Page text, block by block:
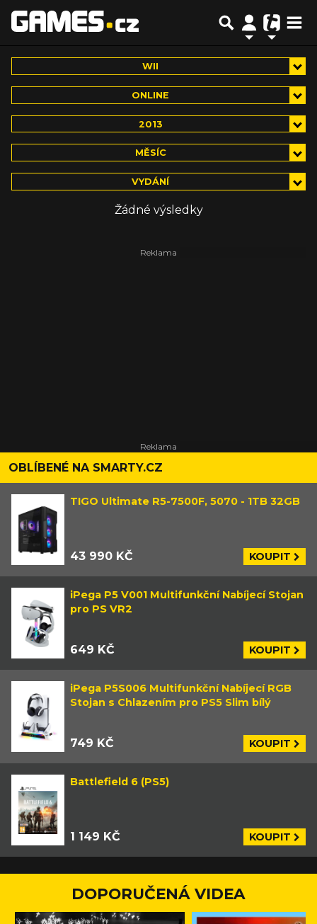
WII
ONLINE
2013
MĚSÍC
VYDÁNÍ
Žádné výsledky
OBLÍBENÉ NA SMARTY.CZ
TIGO Ultimate R5-7500F, 5070 - 1TB 32GB
43 990 KČ KOUPIT
iPega P5 V001 Multifunkční Nabíjecí Stojan
pro PS VR2
649 KČ KOUPIT
iPega P5S006 Multifunkční Nabíjecí RGB
Stojan s Chlazením pro PS5 Slim bílý
749 KČ KOUPIT
Battlefield 6 (PS5)
1 149 KČ KOUPIT
DOPORUČENÁ VIDEA